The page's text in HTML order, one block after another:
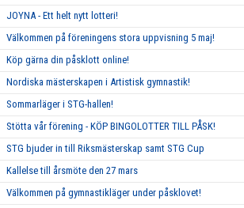
JOYNA - Ett helt nytt lotteri!
Välkommen på föreningens stora uppvisning 5 maj!
Köp gärna din påsklott online!
Nordiska mästerskapen i Artistisk gymnastik!
Sommarläger i STG-hallen!
Stötta vår förening - KÖP BINGOLOTTER TILL PÅSK!
STG bjuder in till Riksmästerskap samt STG Cup
Kallelse till årsmöte den 27 mars
Välkommen på gymnastikläger under påsklovet!